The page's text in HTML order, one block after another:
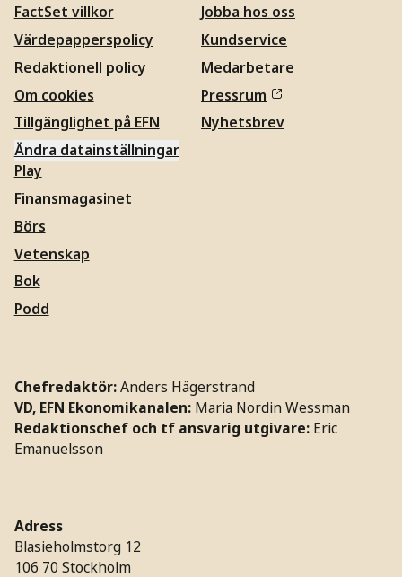
FactSet villkor
Värdepapperspolicy
Redaktionell policy
Om cookies
Tillgänglighet på EFN
Ändra datainställningar
Jobba hos oss
Kundservice
Medarbetare
Pressrum
Nyhetsbrev
Play
Finansmagasinet
Börs
Vetenskap
Bok
Podd
Chefredaktör:Anders Hägerstrand
VD, EFN Ekonomikanalen: Maria Nordin Wessman
Redaktionschef och tf ansvarig utgivare: Eric
Emanuelsson
Adress
Blasieholmstorg 12
106 70 Stockholm